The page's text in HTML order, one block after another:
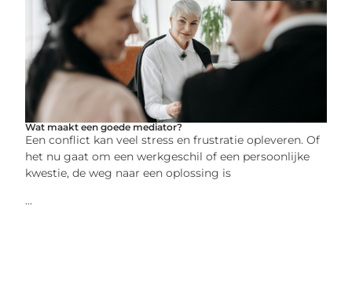
Wat maakt een goede mediator?
Een conflict kan veel stress en frustratie opleveren. Of
het nu gaat om een werkgeschil of een persoonlijke
kwestie, de weg naar een oplossing is
...